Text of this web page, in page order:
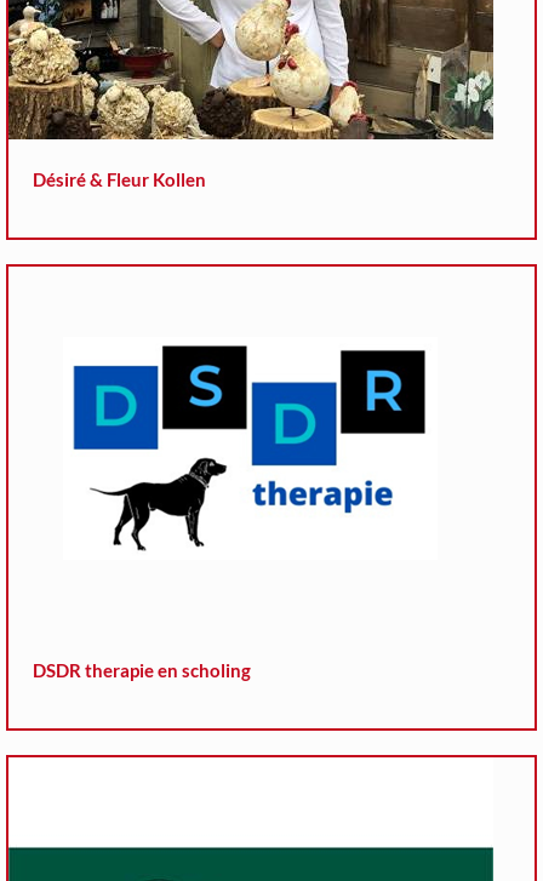
Désiré & Fleur Kollen
DSDR therapie en scholing